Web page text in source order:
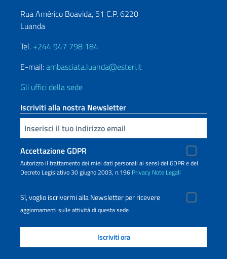
Rua Américo Boavida, 51 C.P. 6220
Luanda
Tel. +244 947 798 184
E-mail:ambasciata.luanda@esteri.it
Gli uffici della sede
Iscriviti alla nostra Newsletter
Inserisci la tua email
Accettazione GDPR
Autorizzo il trattamento dei miei dati personali ai sensi del GDPR e del
Decreto Legislativo 30 giugno 2003, n.196 Privacy Note Legali
Sì, voglio iscrivermi alla Newsletter per ricevere
aggiornamenti sulle attività di questa sede